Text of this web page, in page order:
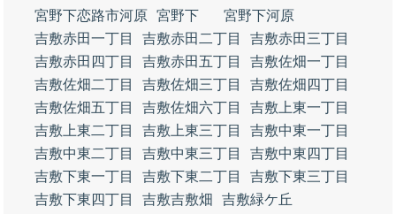
宮野下恋路市河原 宮野下
宮野下河原
吉敷赤田一丁目
吉敷赤田二丁目
吉敷赤田三丁目
吉敷赤田四丁目
吉敷赤田五丁目
吉敷佐畑一丁目
吉敷佐畑二丁目
吉敷佐畑三丁目
吉敷佐畑四丁目
吉敷佐畑五丁目
吉敷佐畑六丁目
吉敷上東一丁目
吉敷上東二丁目
吉敷上東三丁目
吉敷中東一丁目
吉敷中東二丁目
吉敷中東三丁目
吉敷中東四丁目
吉敷下東一丁目
吉敷下東二丁目
吉敷下東三丁目
吉敷下東四丁目
吉敷吉敷畑
吉敷緑ケ丘